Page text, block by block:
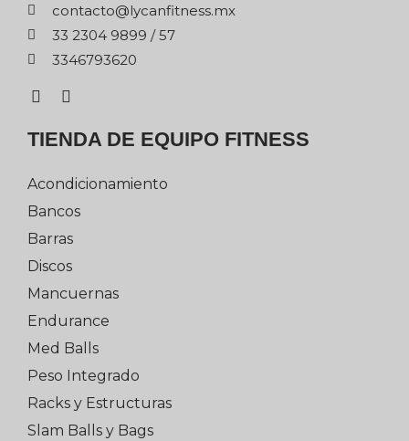
xm.ssentifnacyl@otcatnoc
75 / 9989 4032 33
0263976433
TIENDA DE EQUIPO FITNESS
Acondicionamiento
Bancos
Barras
Discos
Mancuernas
Endurance
Med Balls
Peso Integrado
Racks y Estructuras
Slam Balls y Bags